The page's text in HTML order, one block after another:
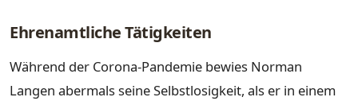
Ehrenamtliche Tätigkeiten
Während der Corona-Pandemie bewies Norman
Langen abermals seine Selbstlosigkeit, als er in einem